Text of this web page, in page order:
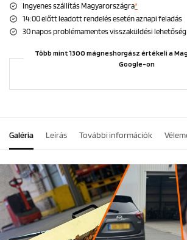
Ingyenes szállítás Magyarországra*
14:00 előtt leadott rendelés esetén aznapi feladás
30 napos problémamentes visszaküldési lehetőség
Több mint 1300 mágneshorgász értékeli a
Google-on
Galéria Leírás További információk